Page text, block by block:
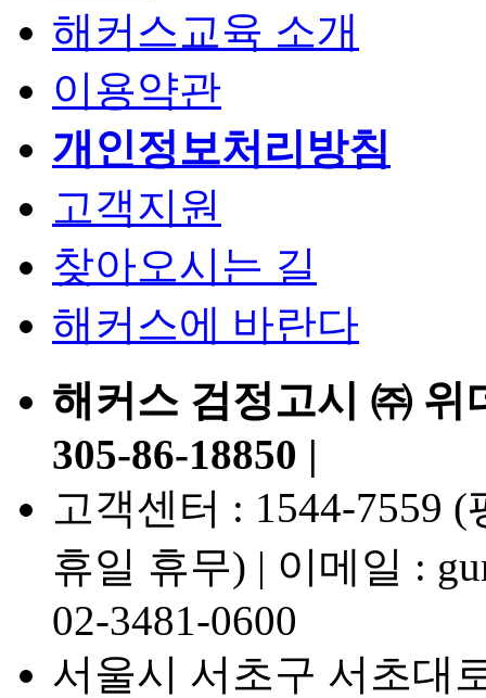
해커스교육 소개
이용약관
개인정보처리방침
고객지원
찾아오시는 길
해커스에 바란다
해커스 검정고시 ㈜ 위
305-86-18850 |
고객센터 : 1544-7559
휴일 휴무) | 이메일 :
02-3481-0600
서울시 서초구 서초대